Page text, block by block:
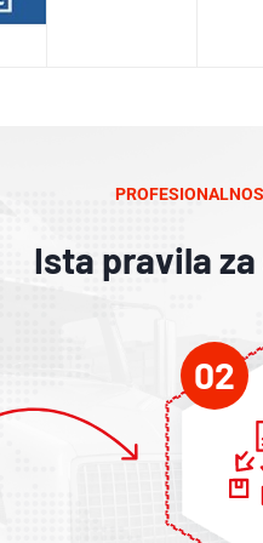
Ista pravila za
02